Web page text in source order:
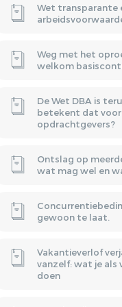
Wet transparante
Weg met het
welkom
De Wet DBA is
betekent dat voor
opdrachtgevers?
Ontslag op
wat mag wel en
gewoon te laat.
Vakantieverlof
vanzelf: wat je als
doen